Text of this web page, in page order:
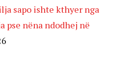
sapo ishte kthyer nga
pse nëna ndodhej në